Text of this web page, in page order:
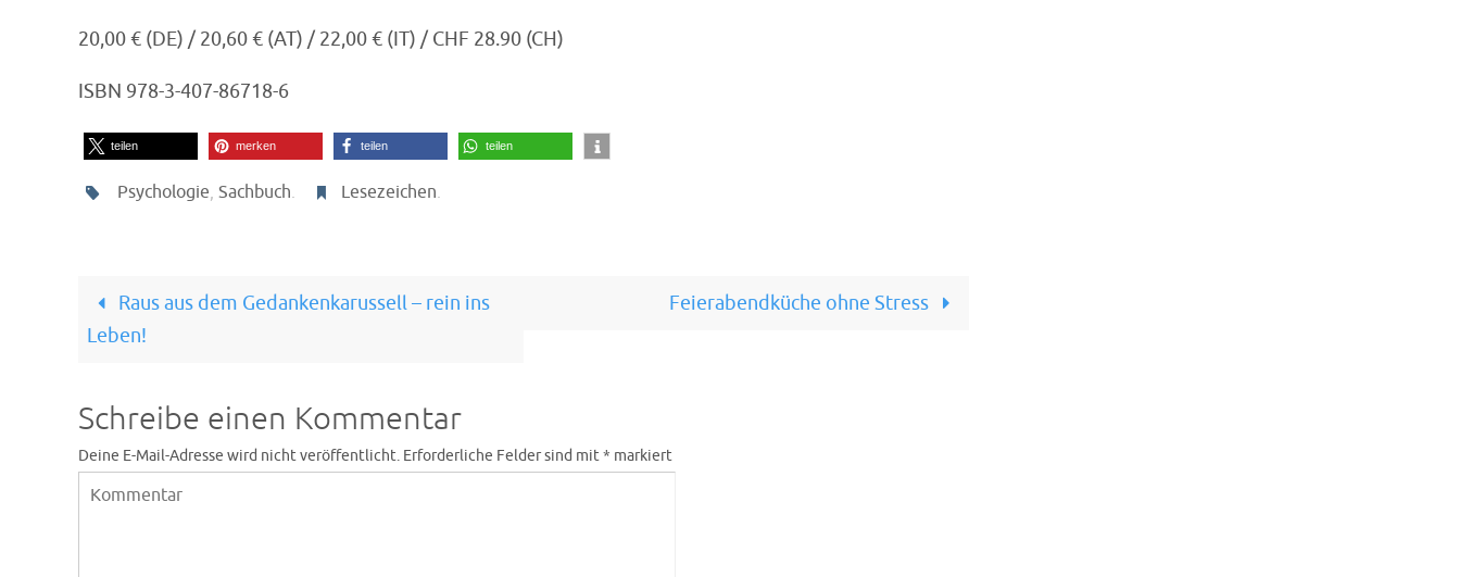
20,00 € (DE) / 20,60 € (AT) / 22,00 € (IT) / CHF 28.90 (CH)
ISBN 978-3-407-86718-6
teilen merken teilen teilen
Psychologie, Sachbuch. Lesezeichen.
Raus aus dem Gedankenkarussell – rein ins
Leben!
Feierabendküche ohne Stress
Schreibe einen Kommentar
Deine E-Mail-Adresse wird nicht veröffentlicht. Erforderliche Felder sind mit* markiert